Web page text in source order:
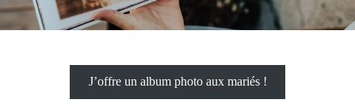
J’offre un album photo aux mariés !